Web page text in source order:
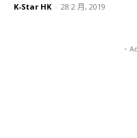
K-Star HK - 28 2 月, 2019
-